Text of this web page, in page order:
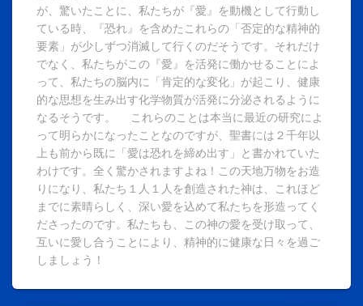
が、驚いたことに、私たちが『愛』を動機として行動し
ている時、『恐れ』を含めたこれらの「否定的な精神的
要素」が少しずつ消滅して行くのだそうです。それだけ
でなく、私たちがこの『愛』を活発に働かせることによ
って、私たちの脳内に「肯定的な変化」が起こり、健康
的な思想を生み出す化学物質が活発に分泌されるように
なるそうです。 これらのことは本当に最近の研究によ
って明らかになったことなのですが、聖書には２千年以
上も前から既に「愛は恐れを締め出す」と書かれていた
わけです。全く驚かされますよね！この天地万物をお造
りになり、私たち１人１人を創造された神は、これほど
までに素晴らしく、深い愛を込めて私たちを形造ってく
ださったのです。私たちも、この神の愛を受け取って、
互いに愛し合うことにより、精神的に健康な日々を過ご
しましょう！